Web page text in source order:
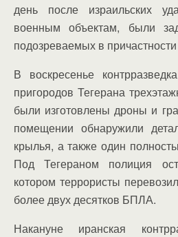
день после израильских
военным объектам, были
подозреваемых в
В воскресенье
пригородов Тегерана
были изготовлены дроны и
помещении обнаружили
крылья, а также один
Под Тегераном полиция
котором террористы
более двух десятков БПЛА.
Накануне иранская